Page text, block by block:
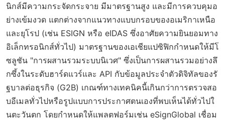
นิกส์มีความกระจัดกระจาย มีมาตรฐานสูง และมีการควบคุมอ
ย่างเข้มงวด แตกต่างจากแนวทางแบบกรอบของอเมริกาเหนือ
และยุโรป (เช่น ESIGN หรือ eIDAS ซึ่งอาศัยความยินยอมทาง
อิเล็กทรอนิกส์ทั่วไป) มาตรฐานของเอเชียแปซิฟิกกำหนดให้มีโ
ซลูชัน "การผสานรวมระบบนิเวศ" ซึ่งเป็นการผสานรวมอย่างลึ
กซึ้งในระดับฮาร์ดแวร์และ API กับข้อมูลประจำตัวดิจิทัลของรั
ฐบาลต่อธุรกิจ (G2B) เกณฑ์ทางเทคนิคนี้เกินกว่าการตรวจสอ
บอีเมลทั่วไปหรือรูปแบบการประกาศตนเองที่พบเห็นได้ทั่วไปใ
นตะวันตก โดยกำหนดให้แพลตฟอร์มเช่น eSignGlobal เชื่อม